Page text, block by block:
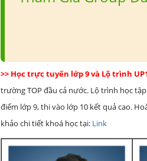
>> Học trực tuyến lớp 9 và Lộ trình
trường TOP đầu cả nước. Lộ trình học
điểm lớp 9, thi vào lớp 10 kết quả cao.
khảo chi tiết khoá học tại: Link